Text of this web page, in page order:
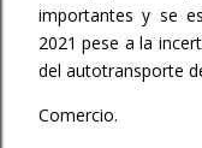
importantes y se
2021 pese a la
del autotransporte
Comercio.